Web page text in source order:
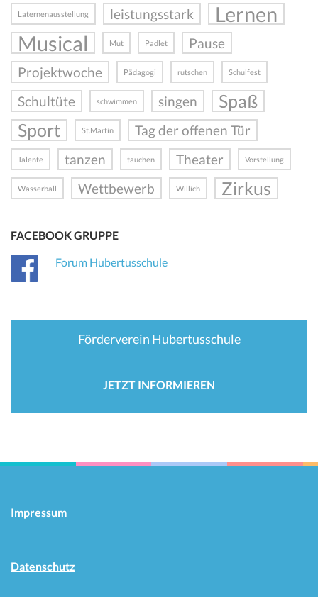
Laternenausstellung leistungsstark
Lernen
Musical
Mut Padlet
Pause
Projektwoche
Pädagogi rutschen Schulfest
Schultüte schwimmen singen
Spaß
Sport
St.Martin Tag der offenen Tür
Talente tanzen tauchen Theater Vorstellung
Wasserball Wettbewerb Willich Zirkus
FACEBOOK GRUPPE
Forum Hubertusschule
Förderverein Hubertusschule
JETZT INFORMIEREN
Impressum
Datenschutz